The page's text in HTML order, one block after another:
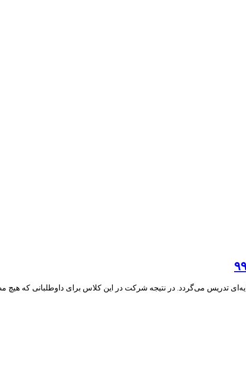
تدریس می‌گردد. در نتیجه شرکت در این کلاس برای داوطلبانی که هیچ